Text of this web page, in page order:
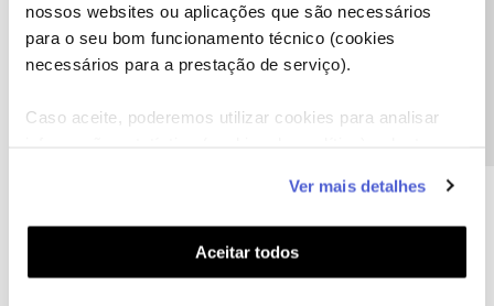
nossos websites ou aplicações que são necessários
para o seu bom funcionamento técnico (cookies
necessários para a prestação de serviço).
Caso aceite, poderemos utilizar cookies para analisar
funcionalidades (cookies de personalização e
funcionalidade) e adaptar anúncios aos seus interesses
(cookies de publicidade personalizada). Pode gerir a
utilização dos cookies clicando em "Configurar
Ver mais detalhes
Aceitar todos
Hall of Fame de julho